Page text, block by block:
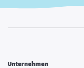
Unternehmen